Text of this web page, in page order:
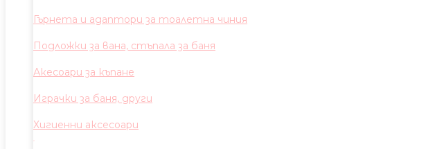
Гърнета и адаптори за тоалетна чиния
Подложки за вана, стъпала за баня
Акесоари за къпане
Играчки за баня, други
Хигиенни аксесоари